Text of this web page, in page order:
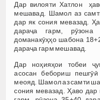
Дар вилояти Хатлон
мешавад. Шамол аз
дар як сония мевазад.
дараҷа гарм,
доманакӯҳҳо шабона
дараҷа гарм мешавад.
Дар ноҳияҳои тобеи
асосан бебориш
меояд. Шамол аз самти
сония мевазад. Ҳаво